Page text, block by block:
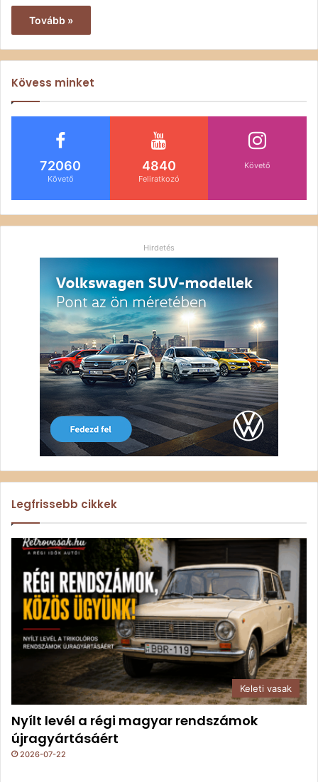
Tovább »
Kövess minket
72060
Követő
4840
Feliratkozó
Követő
Hirdetés
Legfrissebb cikkek
Keleti vasak
Nyílt levél a régi magyar rendszámok
újragyártásáért
2026-07-22